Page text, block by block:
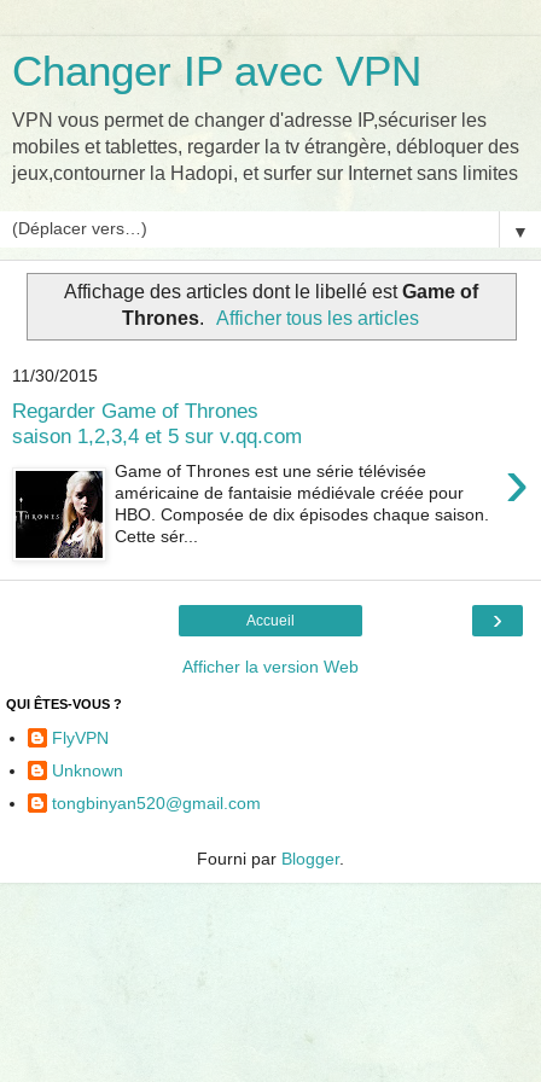
Changer IP avec VPN
VPN vous permet de changer d'adresse IP,sécuriser les
mobiles et tablettes, regarder la tv étrangère, débloquer des
jeux,contourner la Hadopi, et surfer sur Internet sans limites
▼
Affichage des articles dont le libellé estGame of
Thrones. Afficher tous les articles
11/30/2015
Regarder Game of Thrones
saison 1,2,3,4 et 5 sur v.qq.com
›
Game of Thrones est une série télévisée
américaine de fantaisie médiévale créée pour
HBO. Composée de dix épisodes chaque saison.
Cette sér...
›
Accueil
Afficher la version Web
QUI ÊTES-VOUS ?
FlyVPN
Unknown
tongbinyan520@gmail.com
Fourni par Blogger.